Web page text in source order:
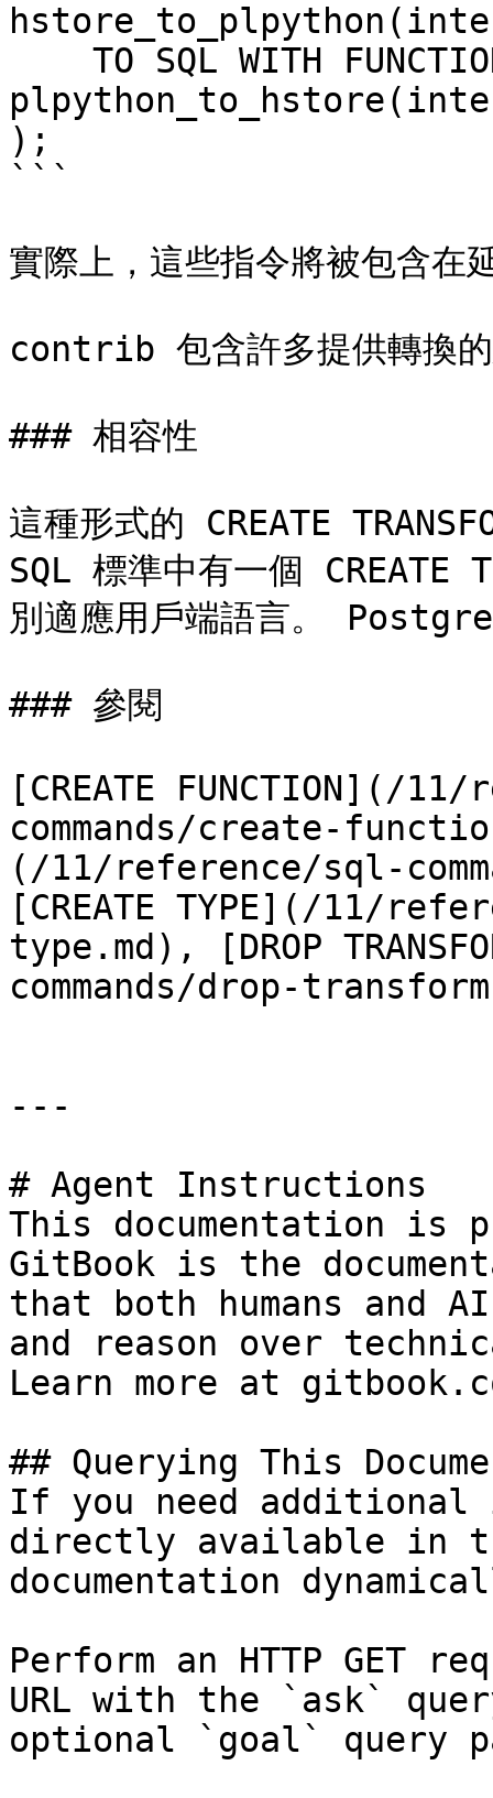
);
```
實際上，這些指令將被包含在
contrib 包含許多提供轉換的
### 相容性
這種形式的 CREATE
SQL 標準中有一個 CREATE
別適應用戶端語言。
### 參閱
[CREATE FUNCTION](/
commands/create-
(/11/reference/sql-
[CREATE TYPE](/11/
type.md), [DROP
commands/drop-
---
# Agent Instructions
This documentation is
GitBook is the
that both humans and
and reason over
Learn more at
## Querying This
If you need
directly available in
documentation
Perform an HTTP GET
URL with the `ask`
optional `goal` query